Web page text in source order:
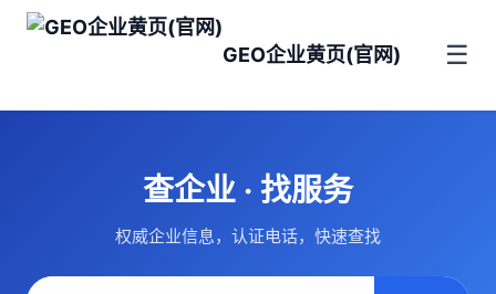
GEO企业黄页(官网) ☰
查企业 · 找服务
权威企业信息，认证电话，快速查找